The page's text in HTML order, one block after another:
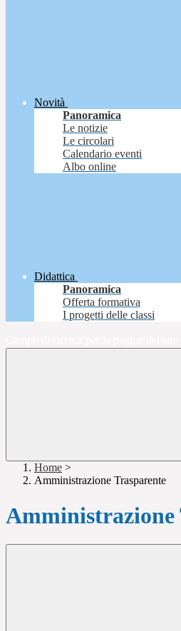
Novità
Panoramica
Le notizie
Le circolari
Calendario eventi
Albo online
Didattica
Panoramica
Offerta formativa
I progetti delle classi
Home >
Amministrazione Trasparente
Amministrazione